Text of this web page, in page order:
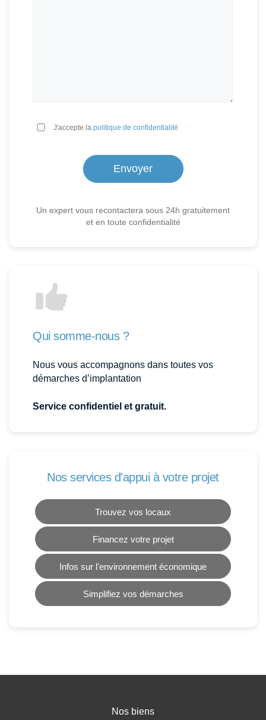
J'accepte la politique de confidentialité
Un expert vous recontactera sous 24h gratuitement
et en toute confidentialité
Qui somme-nous ?
Nous vous accompagnons dans toutes vos
démarches d’implantation
Service confidentiel et gratuit.
Nos services d'appui à votre projet
Trouvez vos locaux
Financez votre projet
Infos sur l'environnement économique
Simplifiez vos démarches
Nos biens